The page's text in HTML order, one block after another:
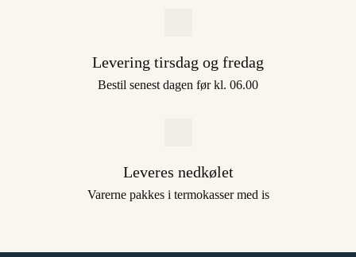
Levering tirsdag og fredag
Bestil senest dagen før kl. 06.00
Leveres nedkølet
Varerne pakkes i termokasser med is